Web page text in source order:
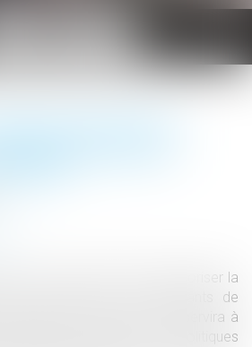
D’UNE BASE DE
DES
du 27 mars 2020 vient d’autoriser la
de données sur les montants de
corporels, laquelle servira à
d’évaluer les politiques